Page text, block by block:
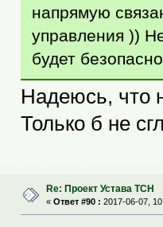
напрямую
управления ))
будет
Надеюсь, что
Только б не
Re: Проект Устава ТСН
« Ответ #90 : 2017-06-07,